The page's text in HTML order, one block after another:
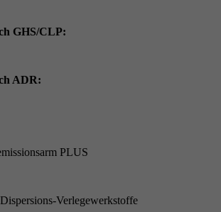
GHS/CLP:
ADR:
PLUS
Verlegewerkstoffe